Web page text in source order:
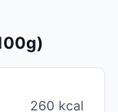
260 kcal